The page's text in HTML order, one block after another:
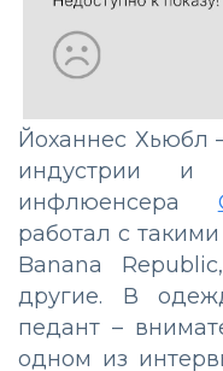
Йоханнес Хьюбл
индустрии и
инфлюенсера
работал с
Banana
другие. В
педант –
одном из